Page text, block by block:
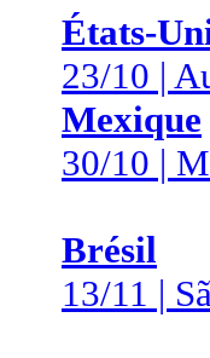
États-
23/10 |
Mexique
30/10 |
Brésil
13/11 |